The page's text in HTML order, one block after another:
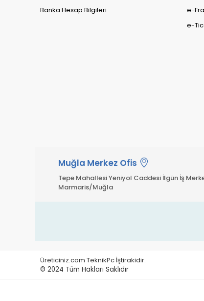
Banka Hesap Bilgileri
e-
e-
Muğla Merkez Ofis
Tepe Mahallesi Yeniyol Caddesi İlgün İş
Marmaris/Muğla
Üreticiniz.com TeknikPc İştirakidir.
© 2024 Tüm Hakları Saklıdır